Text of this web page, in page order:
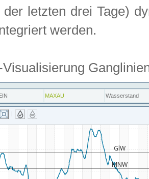
der letzten drei Tage)
werden.
Visualisierung